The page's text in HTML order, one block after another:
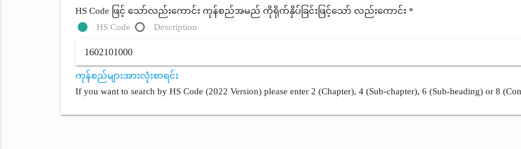
HS Code ဖြင့် သော်လည်းကောင်း ကုန်စည်အမည် ကိုရိုက်နှိပ်ခြင်းဖြင့်သော် လည်းကောင်း *
HS Code
Description
ကုန်စည်များအားလုံးစာရင်း
If you want to search by HS Code (2022 Version) please enter 2 (Chapter), 4 (Sub-chapter), 6 (Sub-heading) or 8